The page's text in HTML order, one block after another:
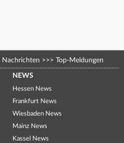
Nachrichten >>> Top-Meldungen
NEWS
Hessen News
Frankfurt News
Wiesbaden News
Mainz News
Kassel News